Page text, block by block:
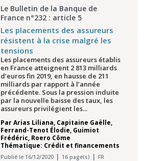
Le Bulletin de la Banque de
France n°232 : article 5
Les placements des assureurs
résistent à la crise malgré les
tensions
Les placements des assureurs établis
en France atteignent 2 813 milliards
d’euros fin 2019, en hausse de 211
milliards par rapport à l’année
précédente. Sous la pression induite
par la nouvelle baisse des taux, les
assureurs privilégient les...
ParArias Liliana, Capitaine Gaëlle,
Ferrand-Tenot Élodie, Guimiot
Frédéric, Roero Côme
Thématique: Crédit et financements
Publié le 16/12/2020 16 page(s)
FR